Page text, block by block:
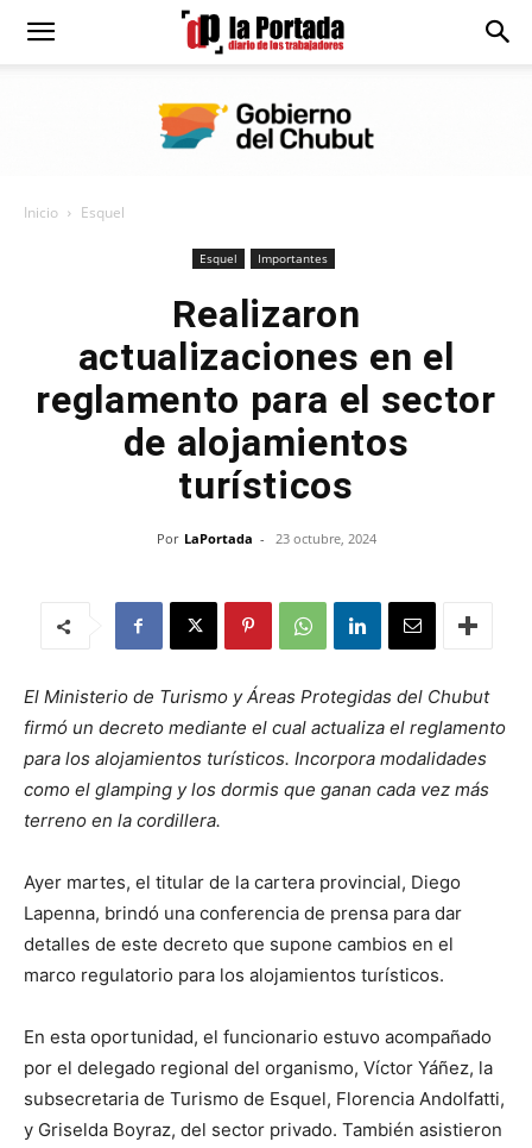
Diario
Inicio Esquel
Esquel Importantes
Realizaron
actualizaciones en el
reglamento para el sector
de alojamientos
turísticos
Por LaPortada - 23 octubre, 2024
El Ministerio de Turismo y Áreas Protegidas del Chubut
firmó un decreto mediante el cual actualiza el reglamento
para los alojamientos turísticos. Incorpora modalidades
como el glamping y los dormis que ganan cada vez más
terreno en la cordillera.
Ayer martes, el titular de la cartera provincial, Diego
Lapenna, brindó una conferencia de prensa para dar
detalles de este decreto que supone cambios en el
marco regulatorio para los alojamientos turísticos.
En esta oportunidad, el funcionario estuvo acompañado
por el delegado regional del organismo, Víctor Yáñez, la
subsecretaria de Turismo de Esquel, Florencia Andolfatti,
y Griselda Boyraz, del sector privado. También asistieron